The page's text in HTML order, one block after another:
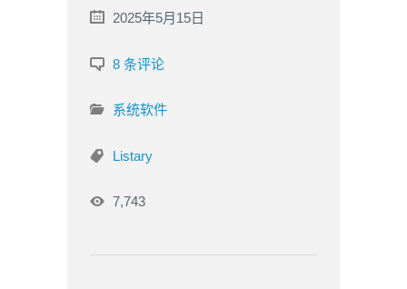
2025年5月15日
8 条评论
系统软件
Listary
7,743